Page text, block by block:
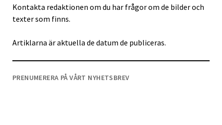
Kontakta redaktionen om du har frågor om de bilder och
texter som finns.
Artiklarna är aktuella de datum de publiceras.
PRENUMERERA PÅ VÅRT NYHETSBREV